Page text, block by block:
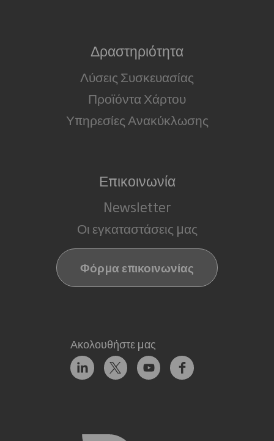
Δραστηριότητα
Λύσεις Συσκευασίας
Προϊόντα Χάρτου
Υπηρεσίες Ανακύκλωσης
Επικοινωνία
Newsletter
Οι εγκαταστάσεις μας
Φόρμα επικοινωνίας
Ακολουθήστε μας